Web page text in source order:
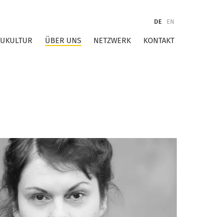
DE EN
ÜBER UNS NETZWERK KONTAKT